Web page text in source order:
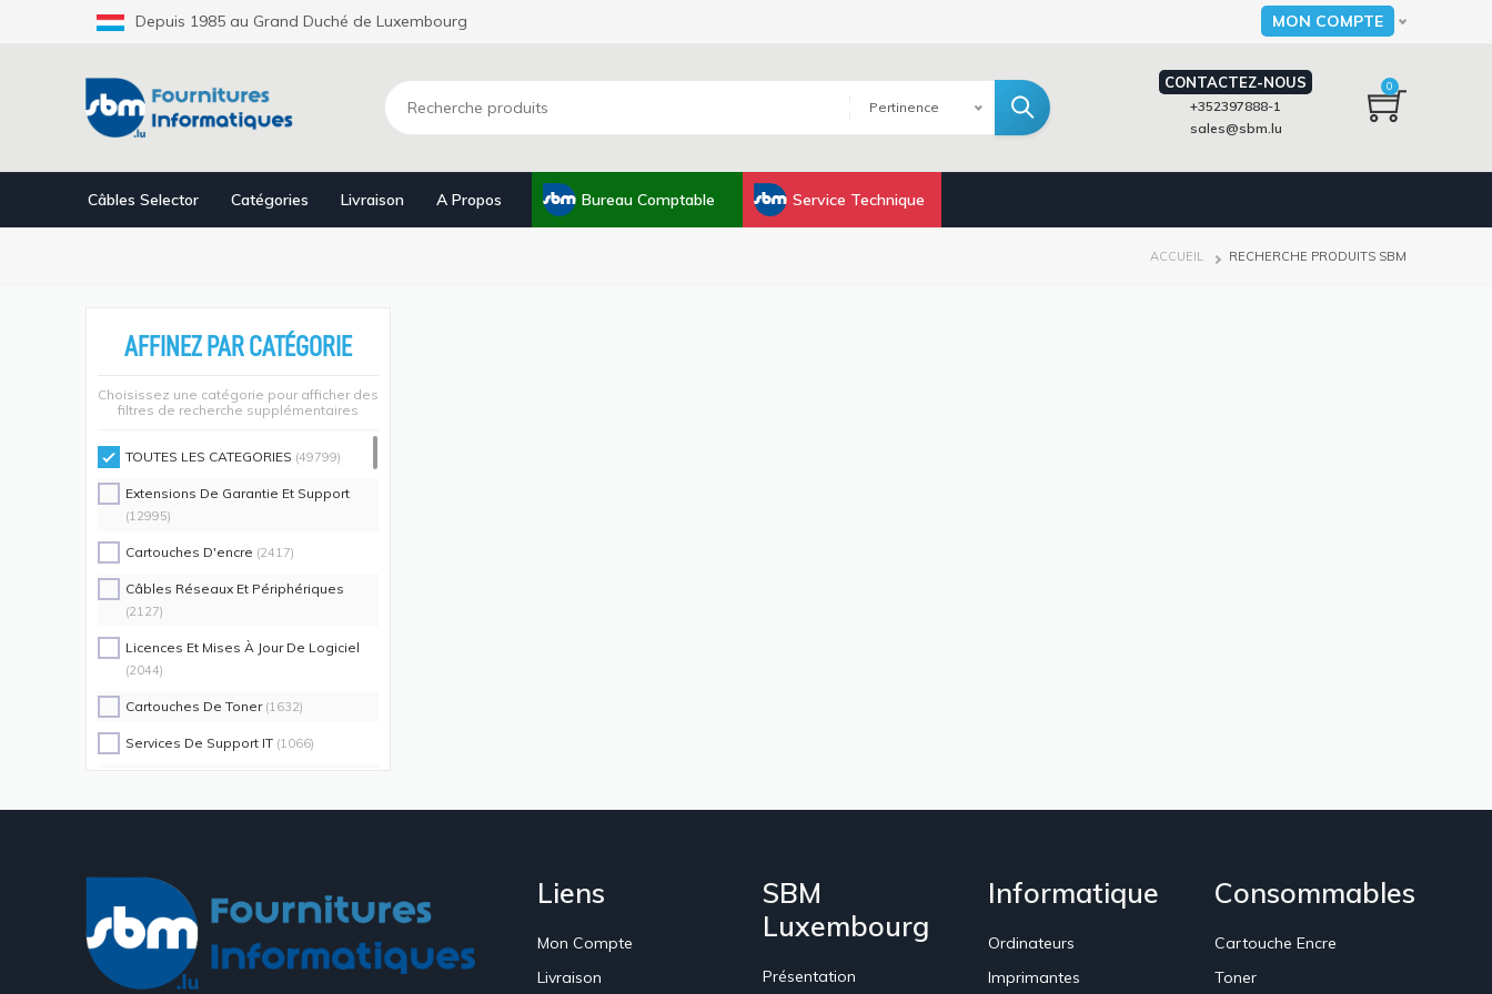
Depuis 1985 au Grand Duché de Luxembourg Select your language
MON COMPTE
Pertinence
CONTACTEZ-NOUS
+352397888-1
sales@sbm.lu
0
Câbles Selector Catégories Livraison A Propos Bureau Comptable Service Technique
FIL
ACCUEIL RECHERCHE PRODUITS SBM
AFFINEZ PAR CATÉGORIE
Choisissez une catégorie pour afficher des
filtres de recherche supplémentaires
TOUTES LES CATEGORIES (49799)
Extensions De Garantie Et Support
(12995)
Cartouches D'encre (2417)
Câbles Réseaux Et Périphériques
(2127)
Licences Et Mises À Jour De Logiciel
(2044)
Cartouches De Toner (1632)
Services De Support IT (1066)
Alimentations D'énergie Non
Interruptibles (719)
Accessoires De Racks
Unités De Distribution D'énergie (640)
Liens
Mon Compte
Livraison
SBM
Luxembourg
Présentation
Informatique
Ordinateurs
Imprimantes
Consommables
Cartouche Encre
Toner